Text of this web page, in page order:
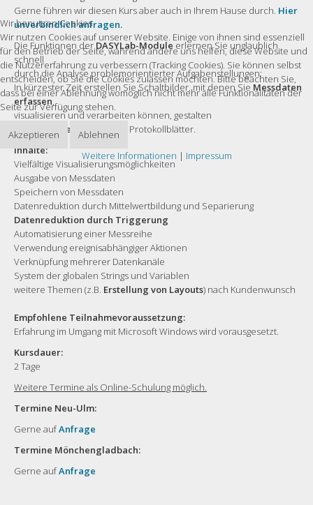
Gerne führen wir diesen Kurs aber auch in Ihrem Hause durch. Hier
unverbindlich anfragen.
Die Funktionen derDASYLab-Module erlernen Sie unglaublich
schnell
durch die Analyse problemorientierter Aufgabenstellungen:
In kürzester Zeit erstellen Sie Schaltbilder, mit denen Sie Messdaten
erfassen,
visualisieren und verarbeiten können, gestalten
Benutzeroberflächen
und Protokollblätter.
Inhalte:
Vielfältige Visualisierungsmöglichkeiten
Ausgabe von Messdaten
Speichern von Messdaten
Datenreduktion durch Mittelwertbildung und Separierung
Datenreduktion durch Triggerung
Automatisierung einer Messreihe
Verwendung ereignisabhängiger Aktionen
Verknüpfung mehrerer Datenkanäle
System der globalen Strings und Variablen
weitere Themen (z.B. Erstellung von Layouts) nach Kundenwunsch
Empfohlene Teilnahmevoraussetzung:
Erfahrung im Umgang mit Microsoft Windows wird vorausgesetzt.
Kursdauer:
2 Tage
Weitere Termine als Online-Schulung möglich.
Termine Neu-Ulm:
Gerne aufAnfrage
Termine Mönchengladbach:
Gerne aufAnfrage
Wir benutzen Cookies
Wir nutzen Cookies auf unserer Website. Einige von ihnen sind essenziell
für den Betrieb der Seite, während andere uns helfen, diese Website und
die Nutzererfahrung zu verbessern (Tracking Cookies). Sie können selbst
entscheiden, ob Sie die Cookies zulassen möchten. Bitte beachten Sie,
dass bei einer Ablehnung womöglich nicht mehr alle Funktionalitäten der
Seite zur Verfügung stehen.
Akzeptieren
Ablehnen
Weitere Informationen | Impressum